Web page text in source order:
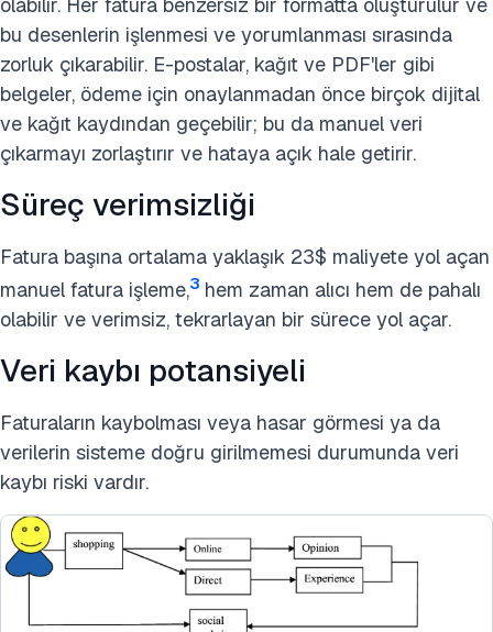
bu desenlerin işlenmesi ve yorumlanması sırasında
zorluk çıkarabilir. E-postalar, kağıt ve PDF'ler gibi
belgeler, ödeme için onaylanmadan önce birçok dijital
ve kağıt kaydından geçebilir; bu da manuel veri
çıkarmayı zorlaştırır ve hataya açık hale getirir.
Süreç verimsizliği
Fatura başına ortalama yaklaşık 23$ maliyete yol açan
manuel fatura işleme,3 hem zaman alıcı hem de pahalı
olabilir ve verimsiz, tekrarlayan bir sürece yol açar.
Veri kaybı potansiyeli
Faturaların kaybolması veya hasar görmesi ya da
verilerin sisteme doğru girilmemesi durumunda veri
kaybı riski vardır.